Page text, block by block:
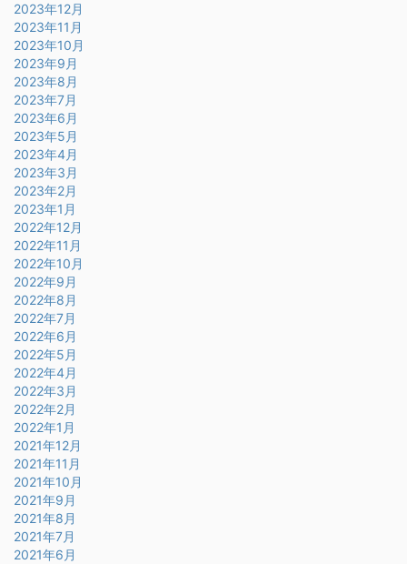
2023年12月
2023年11月
2023年10月
2023年9月
2023年8月
2023年7月
2023年6月
2023年5月
2023年4月
2023年3月
2023年2月
2023年1月
2022年12月
2022年11月
2022年10月
2022年9月
2022年8月
2022年7月
2022年6月
2022年5月
2022年4月
2022年3月
2022年2月
2022年1月
2021年12月
2021年11月
2021年10月
2021年9月
2021年8月
2021年7月
2021年6月